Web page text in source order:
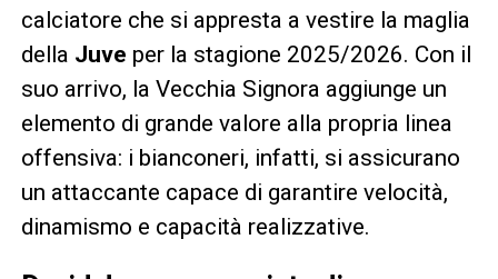
calciatore che si appresta a vestire la maglia
della Juve per la stagione 2025/2026. Con il
suo arrivo, la Vecchia Signora aggiunge un
elemento di grande valore alla propria linea
offensiva: i bianconeri, infatti, si assicurano
un attaccante capace di garantire velocità,
dinamismo e capacità realizzative.